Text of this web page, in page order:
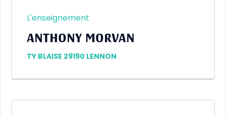
L'enseignement
ANTHONY MORVAN
TY BLAISE 29190 LENNON